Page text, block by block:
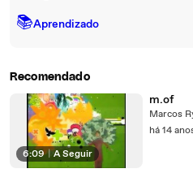
📚Aprendizado
Recomendado
6:09 | A Seguir
m.of
Marcos
há 14